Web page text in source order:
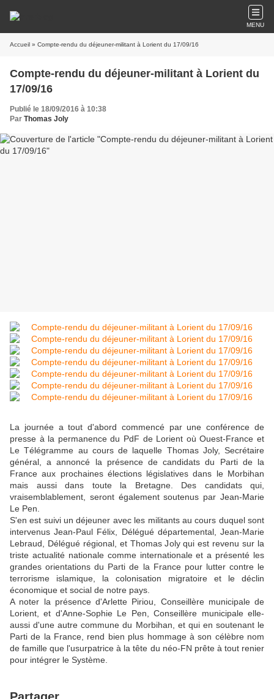
MENU
Accueil » Compte-rendu du déjeuner-militant à Lorient du 17/09/16
Compte-rendu du déjeuner-militant à Lorient du
17/09/16
Publié le 18/09/2016 à 10:38
Par Thomas Joly
La journée a tout d'abord commencé par une conférence de
presse à la permanence du PdF de Lorient où Ouest-France et
Le Télégramme au cours de laquelle Thomas Joly, Secrétaire
général, a annoncé la présence de candidats du Parti de la
France aux prochaines élections législatives dans le Morbihan
mais aussi dans toute la Bretagne. Des candidats qui,
vraisemblablement, seront également soutenus par Jean-Marie
Le Pen.
S'en est suivi un déjeuner avec les militants au cours duquel sont
intervenus Jean-Paul Félix, Délégué départemental, Jean-Marie
Lebraud, Délégué régional, et Thomas Joly qui est revenu sur la
triste actualité nationale comme internationale et a présenté les
grandes orientations du Parti de la France pour lutter contre le
terrorisme islamique, la colonisation migratoire et le déclin
économique et social de notre pays.
A noter la présence d'Arlette Piriou, Conseillère municipale de
Lorient, et d'Anne-Sophie Le Pen, Conseillère municipale elle-
aussi d'une autre commune du Morbihan, et qui en soutenant le
Parti de la France, rend bien plus hommage à son célèbre nom
de famille que l'usurpatrice à la tête du néo-FN prête à tout renier
pour intégrer le Système.